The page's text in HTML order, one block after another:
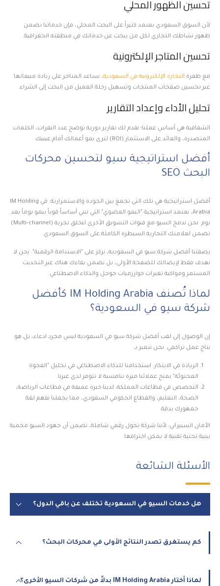
تحسين الظهور المحلي
لأن السوق السعودي يعتمد كثيراً على البحث المحلي، فإن خدماتنا تضمن
ظهور نشاطك التجاري لكل من يبحث عن خدماتك في منطقته الجغرافية.
تحسين المتاجر الإلكترونية
مع طفرة التجارة الإلكترونية في السعودية، نساعد المتاجر على زيادة مبيعاتها
عبر تحسين صفحات المنتجات وتسهيل رحلة العميل من البحث إلى الشراء.
تحليل الأداء وإعداد التقارير
الشفافية هي أساس عملنا؛ نقدم لك تقارير دورية توضح عدد النقرات، الكلمات
المتصدرة، والعائد على الاستثمار (ROI) لترى نمو أعمالك أمام عينيك.
أفضل استراتيجية سيو لتحسين محركات
البحث SEO
أفضل استراتيجية هي تلك التي تجمع بين الجودة والاستمرارية. في IM Holding
Arabia، نعتمد استراتيجية "النمو العضوي" التي تبني أساساً قوياً ينمو يوماً بعد
يوم. نحن ندمج السيو مع قنوات التسويق الأخرى لنخلق تجربة (Multi-channel)
تضمن لعلامتك التجارية السيطرة الكاملة على السوق السعودي.
بصفتنا أفضل شركة سيو في السعودية، نركز على "الاستدامة الرقمية". نحن لا
نهدف فقط لإيصالك للصفحة الأولى، بل نضمن بقاءك هناك عبر التحديث
المستمر ومواكبة تغيرات خوارزميات جوجل والذكاء الاصطناعي.
لماذا تُصنف IM Holding Arabia كأفضل
شركة سيو في السعودية؟
إن الوصول إلى لقب أفضل شركة سيو في السعودية ليس مجرد ادعاء، بل هو
نتاج عمل تراكمي. نحن نتميز بـ:
الريادة في الابتكار: استخدامنا للذكاء الاصطناعي في تحليل "الفجوة
المحتويّة" يمنح عملائنا ميزة تنافسية لا تتوفر لدى غيرنا.
التخصص في قطاعات المملكة: لدينا خبرة عميقة في قطاعات الرياضة،
الصحة، التعليم، والقطاع الحكومي السعودي، مما يجعلنا نفهم لغة
جمهورك بدقة.
الأمان السيبراني: لأننا شركة تحول رقمي شاملة، نضمن أن جهود السيو محمية
ببنية تحتية تقنية لا يمكن اختراقها.
الأسئلة الشائعة
هل خدمات السيو في السعودية تختلف عن باقي الدول؟
كم يستغرق تصدر النتائج الأولى في محركات البحث؟
لماذا أختار IM Holding Arabia بدلاً من شركات السيو الأخرى؟